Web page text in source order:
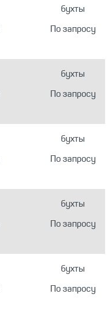
бухты
По запросу
бухты
По запросу
бухты
По запросу
бухты
По запросу
бухты
По запросу